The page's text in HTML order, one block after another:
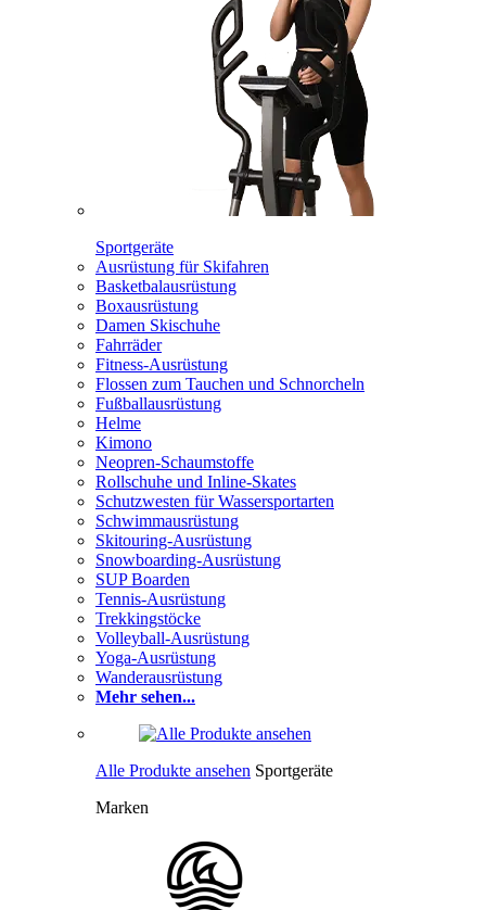
Sportgeräte
Ausrüstung für Skifahren
Basketbalausrüstung
Boxausrüstung
Damen Skischuhe
Fahrräder
Fitness-Ausrüstung
Flossen zum Tauchen und Schnorcheln
Fußballausrüstung
Helme
Kimono
Neopren-Schaumstoffe
Rollschuhe und Inline-Skates
Schutzwesten für Wassersportarten
Schwimmausrüstung
Skitouring-Ausrüstung
Snowboarding-Ausrüstung
SUP Boarden
Tennis-Ausrüstung
Trekkingstöcke
Volleyball-Ausrüstung
Yoga-Ausrüstung
Wanderausrüstung
Mehr sehen...
Alle Produkte ansehen Sportgeräte
Marken